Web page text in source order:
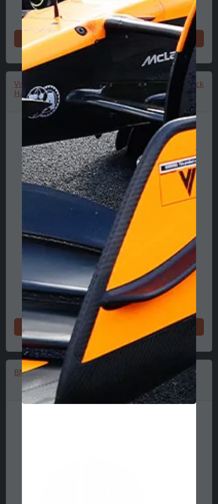
Achetez maintenant
Visa RB cap, trucker, Las Vegas special edition, Isack
Hadja...
Achetez maintenant
BMW M Motorsport Heritage Dad Cap 🔥